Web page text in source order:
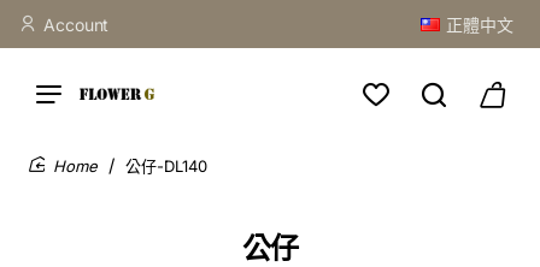
Account 正體中文
公仔
公仔-DL140